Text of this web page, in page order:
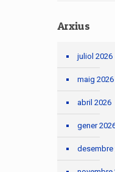
Arxius
juliol 2026
maig 2026
abril 2026
gener
desembre